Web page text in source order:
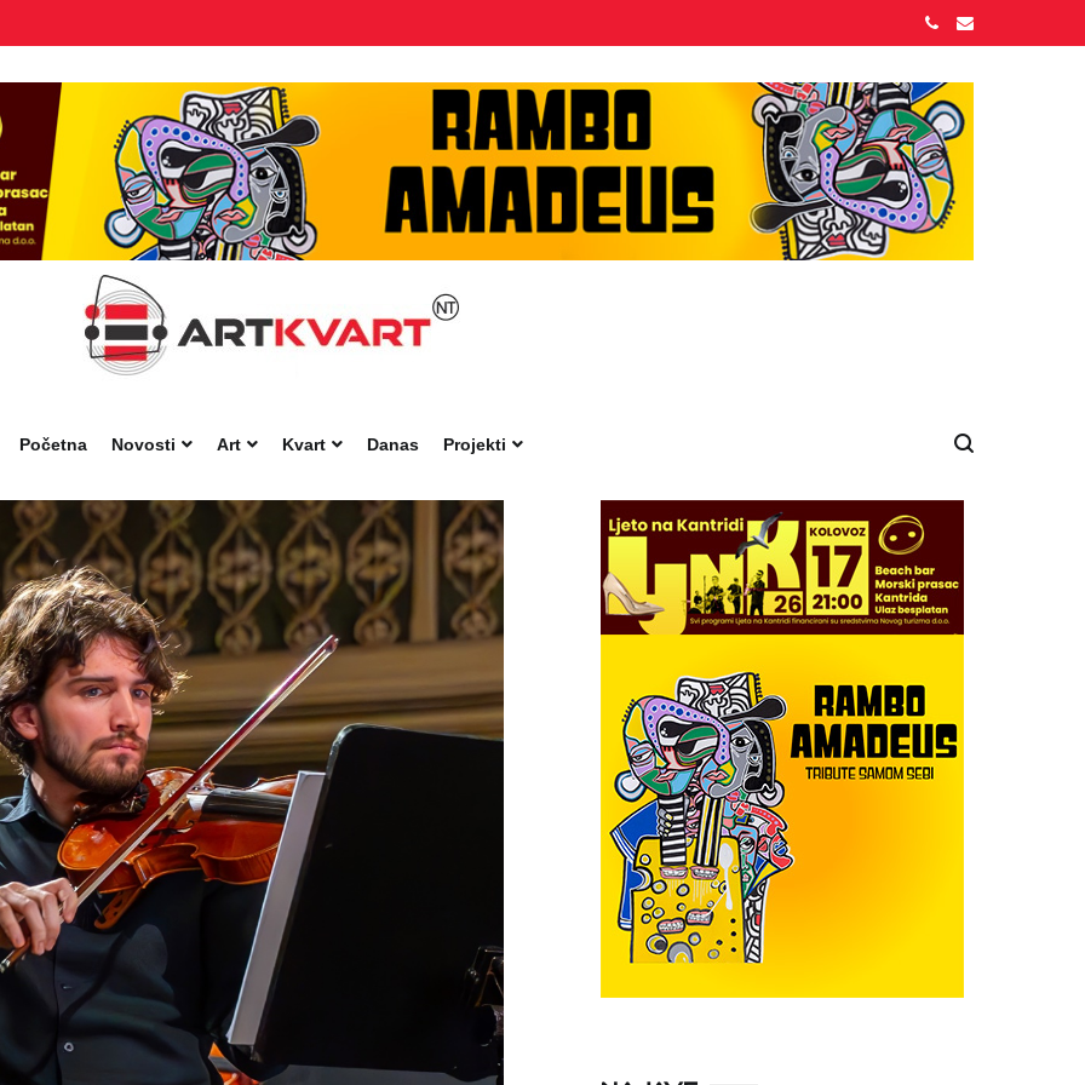
Početna
Novosti Art Kvart Danas Projekti